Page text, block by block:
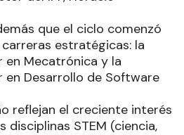
que el ciclo comenzó
estratégicas: la
en Mecatrónica y la
en Desarrollo de Software
reflejan el creciente interés
disciplinas STEM (ciencia,